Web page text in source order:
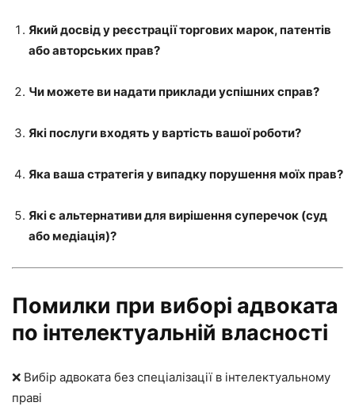
Який досвід у реєстрації торгових марок, патентів
або авторських прав?
Чи можете ви надати приклади успішних справ?
Які послуги входять у вартість вашої роботи?
Яка ваша стратегія у випадку порушення моїх прав?
Які є альтернативи для вирішення суперечок (суд
або медіація)?
Помилки при виборі адвоката
по інтелектуальній власності
❌ Вибір адвоката без спеціалізації в інтелектуальному
праві